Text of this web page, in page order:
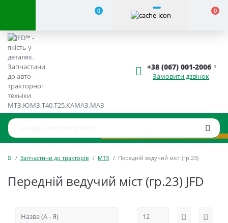
0 0
+38 (067) 001-2006
Замовити дзвінок
Запчастини до тракторів МТЗ Передній ведучий міст (гр.23)
Передній ведучий міст (гр.23) JFD